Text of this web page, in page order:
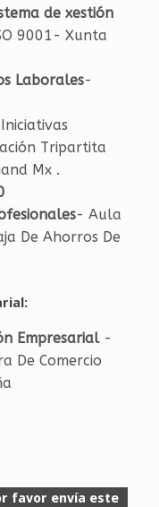
de xestión
9001- Xunta
Laborales-
Tripartita
Mx .
- Aula
De Ahorros De
Empresarial-
De Comercio
favor envía este